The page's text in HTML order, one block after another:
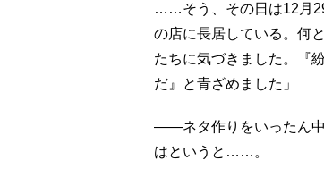
……そう、その日は12月
の店に長居している。何
たちに気づきました。『
だ』と青ざめました」
――ネタ作りをいったん中
はというと……。